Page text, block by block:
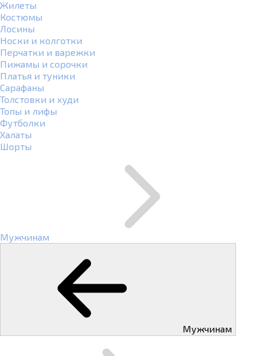
Жилеты
Костюмы
Лосины
Носки и колготки
Перчатки и варежки
Пижамы и сорочки
Платья и туники
Сарафаны
Толстовки и худи
Топы и лифы
Футболки
Халаты
Шорты
Мужчинам
Мужчинам